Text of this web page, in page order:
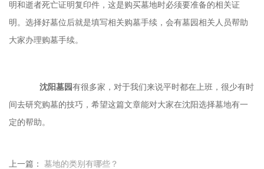
明和逝者死亡证明复印件，这是购买墓地时必须要准备的相关证
明。选择好墓位后就是填写相关购墓手续，会有墓园相关人员帮助
大家办理购墓手续。
沈阳墓园有很多家，对于我们来说平时都在上班，很少有时
间去研究购墓的技巧，希望这篇文章能对大家在沈阳选择墓地有一
定的帮助。
上一篇： 墓地的类别有哪些？